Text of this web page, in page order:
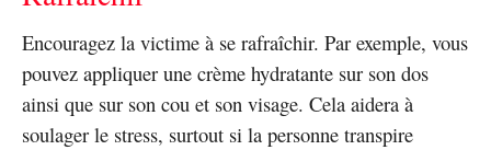
Encouragez la victime à se rafraîchir. Par exemple, vous
pouvez appliquer une crème hydratante sur son dos
ainsi que sur son cou et son visage. Cela aidera à
soulager le stress, surtout si la personne transpire